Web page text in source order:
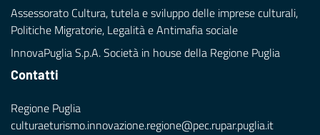
Assessorato Cultura, tutela e sviluppo delle imprese culturali,
Politiche Migratorie, Legalità e Antimafia sociale
InnovaPuglia S.p.A. Società in house della Regione Puglia
Contatti
Regione Puglia
culturaeturismo.innovazione.regione@pec.rupar.puglia.it